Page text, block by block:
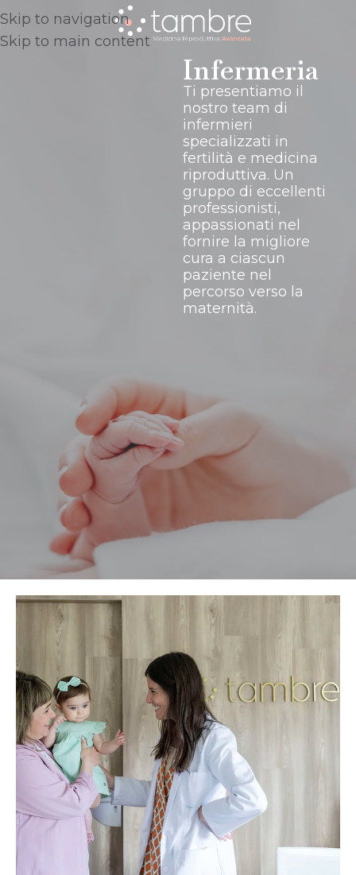
Skip to navigation
Skip to main content
Infermeria
Ti presentiamo il
nostro team di
infermieri
specializzati in
fertilità e medicina
riproduttiva. Un
gruppo di eccellenti
professionisti,
appassionati nel
fornire la migliore
cura a ciascun
paziente nel
percorso verso la
maternità.